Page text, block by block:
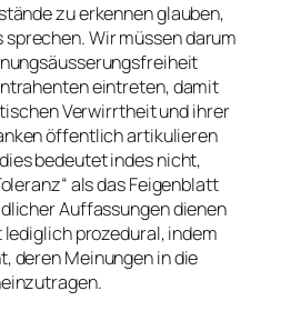
zu erkennen glauben,
Wir müssen darum
eintreten,damit
Verwirrtheit und ihrer
öffentlich artikulieren
bedeutet indes nicht,
als das Feigenblatt
Auffassungen dienen
lediglichprozedural, indem
deren Meinungen in die